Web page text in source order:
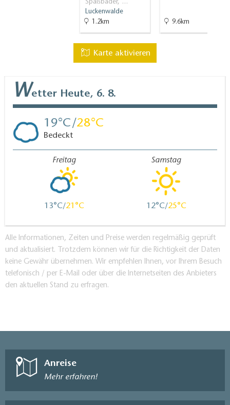
Brandenburg", Maßstab 1:75.000, ISBN 978-
3850002141, Esterbauer, 3. Aufl. (2014)
Spaßbäder, …
Luckenwalde
1.2km
9.6km
Karte aktivieren
Wetter Heute, 6. 8.
19 28
Bedeckt
Freitag
13 21
Samstag
12 25
Alle Informationen, Zeiten und Preise werden regelmäßig geprüft
und aktualisiert. Trotzdem können wir für die Richtigkeit der Daten
keine Gewähr übernehmen. Wir empfehlen Ihnen, vor Ihrem Besuch
telefonisch / per E-Mail oder über die Internetseiten des Anbieters
den aktuellen Stand zu erfragen.
Anreise
Mehr erfahren!